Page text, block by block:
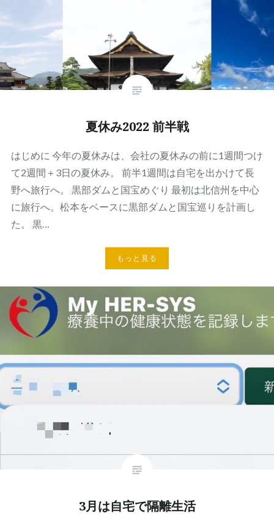
夏休み2022 前半戦
はじめに 今年の夏休みは、会社の夏休みの前に1週間つけ
て2週間＋3日の夏休み。 前半1週間は自宅を出かけて長
野へ旅行へ。 黒部ダムと国宝めぐり 最初は北信州を中心
に旅行へ。松本をベースに黒部ダムと国宝巡りを計画し
た。 黒…
もっと見る
3月は自宅で隔離生活